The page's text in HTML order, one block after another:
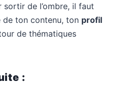
sortir de l’ombre, il faut
de ton contenu, ton profil
de thématiques
: